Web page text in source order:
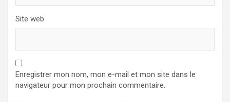
Site web
Enregistrer mon nom, mon e-mail et mon site dans le
navigateur pour mon prochain commentaire.